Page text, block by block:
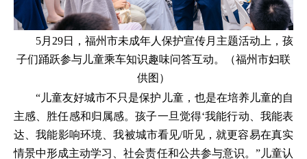
5月29日，福州市未成年人保护宣传月主题活动上，孩
子们踊跃参与儿童乘车知识趣味问答互动。（福州市妇联
供图）
“儿童友好城市不只是保护儿童，也是在培养儿童的自
主感、胜任感和归属感。孩子一旦觉得‘我能行动、我能表
达、我能影响环境、我被城市看见/听见，就更容易在真实
情景中形成主动学习、社会责任和公共参与意识。”儿童认